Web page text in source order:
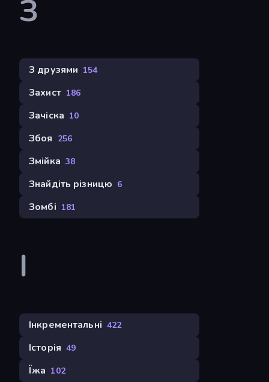
З
З друзями 154
Захист 186
Зачіска 10
Збоя 256
Змійка 38
Знайдіть різницю 6
Зомбі 181
І
Інкрементальні 422
Історія 49
Їжа 102